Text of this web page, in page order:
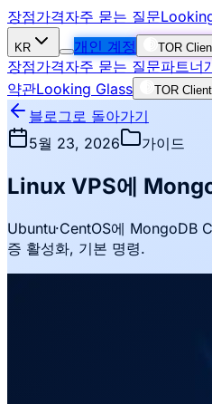
장점가격자주 묻는 질문
KR 개인 계정 TOR
장점가격자주 묻는 질문파트너
약관Looking Glass TOR
블로그로 돌아가기
5월 23, 2026
가이드
Linux VPS에
Ubuntu·CentOS에 MongoDB
증 활성화, 기본 명령.